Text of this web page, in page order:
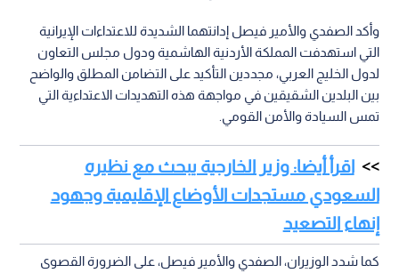
وأكد الصفدي والأمير فيصل إدانتهما الشديدة للاعتداءات الإيرانية
التي استهدفت المملكة الأردنية الهاشمية ودول مجلس التعاون
لدول الخليج العربي، مجددين التأكيد على التضامن المطلق والواضح
بين البلدين الشقيقين في مواجهة هذه التهديدات الاعتداءية التي
تمس السيادة والأمن القومي.
اقرأ أيضا: وزير الخارجية يبحث مع نظيره
السعودي مستجدات الأوضاع الإقليمية وجهود
إنهاء التصعيد
كما شدد الوزيران، الصفدي والأمير فيصل، على الضرورة القصوى